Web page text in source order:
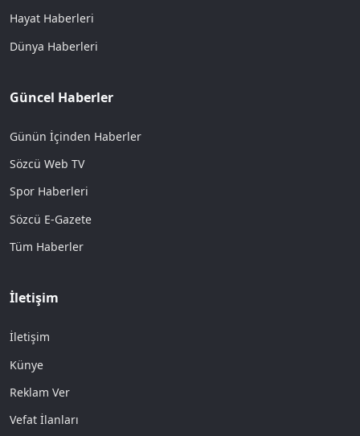
Hayat Haberleri
Dünya Haberleri
Güncel Haberler
Günün İçinden Haberler
Sözcü Web TV
Spor Haberleri
Sözcü E-Gazete
Tüm Haberler
İletişim
İletişim
Künye
Reklam Ver
Vefat İlanları